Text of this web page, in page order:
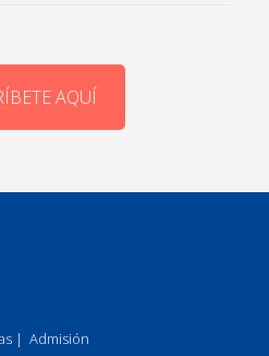
AQUÍ
| Admisión